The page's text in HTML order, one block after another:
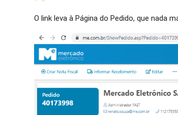
O link leva à Página do Pedido, que nada